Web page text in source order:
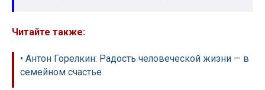
Читайте также:
• Антон Горелкин: Радость человеческой жизни — в
семейном счастье